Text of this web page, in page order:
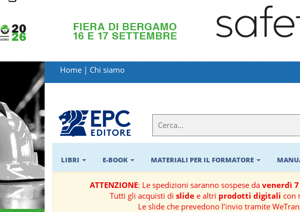
LIBRI
MATERIALI
PER
IL
FORMATORE
E-
BOOK
RIVISTE
MANUALISTICA
Home | Chi siamo
LIBRI E-BOOK MATERIALI PER IL FORMATORE
ATTENZIONE: Le spedizioni saranno sospese da venerdì 7
Tutti gli acquisti di slidee altri prodotti digitali con
Le slide che prevedono l’invio tramite